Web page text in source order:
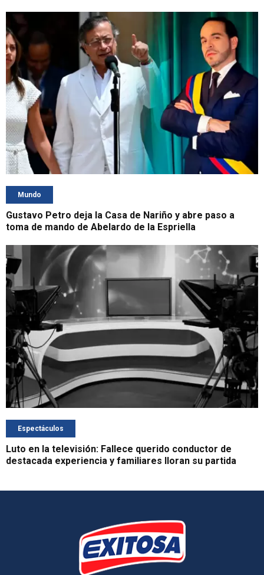
Mundo
Gustavo Petro deja la Casa de Nariño y abre paso a
toma de mando de Abelardo de la Espriella
Espectáculos
Luto en la televisión: Fallece querido conductor de
destacada experiencia y familiares lloran su partida